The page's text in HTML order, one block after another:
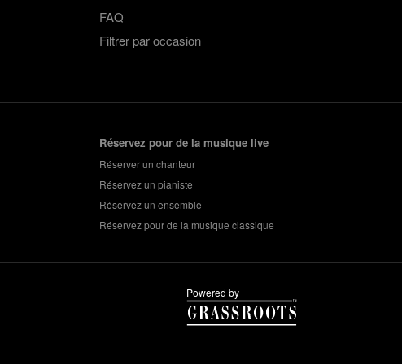
FAQ
Filtrer par occasion
Réservez pour de la musique live
Réserver un chanteur
Réservez un pianiste
Réservez un ensemble
Réservez pour de la musique classique